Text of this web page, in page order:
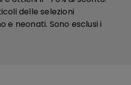
delle selezioni
e neonati. Sono esclusi i